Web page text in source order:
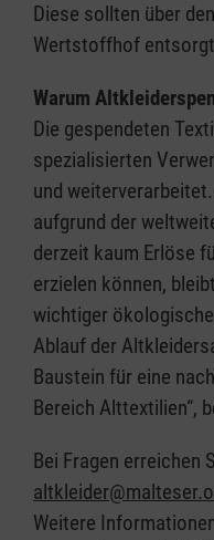
Diese sollten über
Wertstoffhof
Warum
Die gespendeten
spezialisierten
und
aufgrund der
derzeit kaum Erlöse
erzielen können,
wichtiger
Ablauf der
Baustein für eine
Bereich Alttextilien“,
Bei Fragen erreichen
Weitere